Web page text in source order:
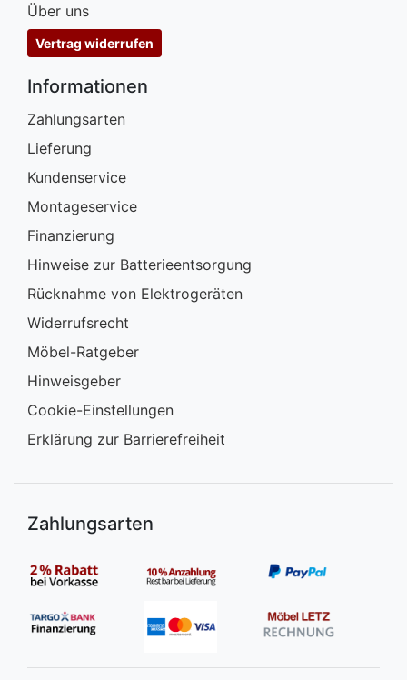
Über uns
Vertrag widerrufen
Informationen
Zahlungsarten
Lieferung
Kundenservice
Montageservice
Finanzierung
Hinweise zur Batterieentsorgung
Rücknahme von Elektrogeräten
Widerrufsrecht
Möbel-Ratgeber
Hinweisgeber
Cookie-Einstellungen
Erklärung zur Barrierefreiheit
Zahlungsarten